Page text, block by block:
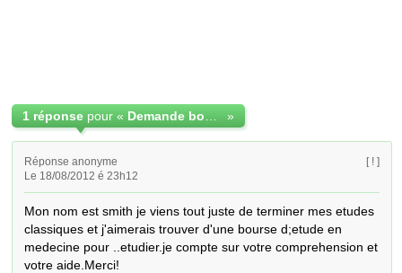
1 réponse pour « »
Réponse anonyme
Le 18/08/2012 é 23h12
[ ! ]
Mon nom est smith je viens tout juste de terminer mes etudes
classiques et j'aimerais trouver d'une bourse d;etude en
medecine pour ..etudier.je compte sur votre comprehension et
votre aide.Merci!